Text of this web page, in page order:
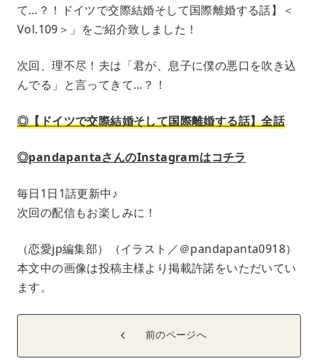
て…？！ドイツで交際結婚そして国際離婚する話】＜
Vol.109＞」をご紹介致しました！
次回、理不尽！夫は「君が、息子に僕の悪口を吹き込
んでる」と言ってきて…？！
◎【ドイツで交際結婚そして国際離婚する話】全話
◎pandapantaさんのInstagramはコチラ
毎日1日1話更新中♪
次回の配信もお楽しみに！
（恋愛jp編集部）（イラスト／＠pandapanta0918）
本文中の画像は投稿主様より掲載許諾をいただいてい
ます。
前のページへ